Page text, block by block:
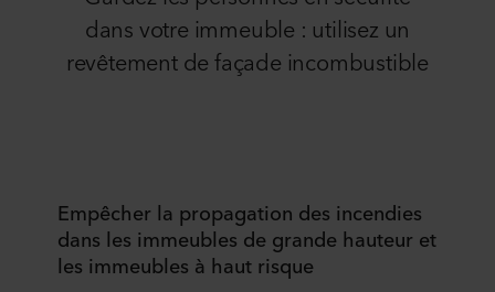
dans votre immeuble : utilisez un
revêtement de façade incombustible
Empêcher la propagation des incendies
dans les immeubles de grande hauteur et
les immeubles à haut risque